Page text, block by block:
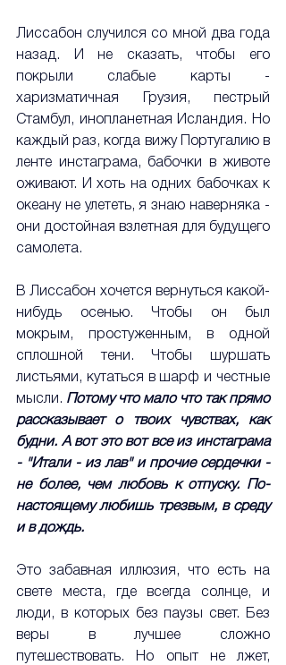
Лиссабон случился со мной два года
назад. И не сказать, чтобы его
покрыли слабые карты -
харизматичная Грузия, пестрый
Стамбул, инопланетная Исландия. Но
каждый раз, когда вижу Португалию в
ленте инстаграма, бабочки в животе
оживают. И хоть на одних бабочках к
океану не улететь, я знаю наверняка -
они достойная взлетная для будущего
самолета.
В Лиссабон хочется вернуться какой-
нибудь осенью. Чтобы он был
мокрым, простуженным, в одной
сплошной тени. Чтобы шуршать
листьями, кутаться в шарф и честные
мысли. Потому что мало что так прямо
рассказывает о твоих чувствах, как
будни. А вот это вот все из инстаграма
- "Итали - из лав" и прочие сердечки -
не более, чем любовь к отпуску. По-
настоящему любишь трезвым, в среду
и в дождь.
Это забавная иллюзия, что есть на
свете места, где всегда солнце, и
люди, в которых без паузы свет. Без
веры в лучшее сложно
путешествовать. Но опыт не лжет,